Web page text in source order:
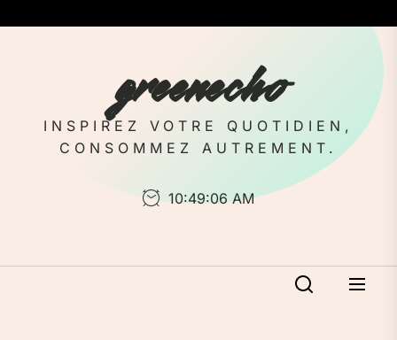
to
greenecho
INSPIREZ VOTRE QUOTIDIEN,
CONSOMMEZ AUTREMENT.
10:49:07 AM